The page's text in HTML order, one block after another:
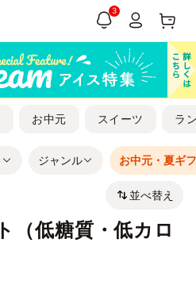
3
お中元 スイーツ ラ
ジャンル お中元・夏ギ
並べ替え
（低糖質・低カロ